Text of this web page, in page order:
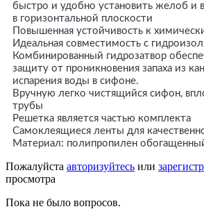
быстро и удобно установить желоб и
в горизонтальной плоскости
Повышенная устойчивость к
Идеальная совместимость с
Комбинированный гидрозатвор
защиту от проникновения запаха из
испарения воды в сифоне.
Вручную легко чистящийся сифон,
трубы
Решетка является частью комплекта
Самоклеящиеся ленты для
Материал: полипропилен
Пожалуйста авторизуйтесь или
просмотра
Пока не было вопросов.